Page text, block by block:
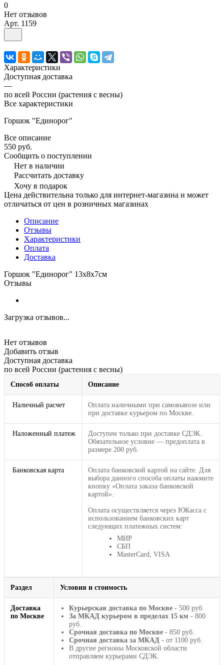
0
Нет отзывов
Арт. 1159
Характеристики
Доступная доставка
—
по всей России (растения с весны)
Все характеристики
Горшок "Единорог"
Все описание
550 руб.
Сообщить о поступлении
Нет в наличии
Рассчитать доставку
Хочу в подарок
Цена действительна только для интернет-магазина и может
отличаться от цен в розничных магазинах
Описание
Отзывы
Характеристики
Оплата
Доставка
Горшок "Единорог" 13х8х7см
Отзывы
Загрузка отзывов...
Нет отзывов
Добавить отзыв
Доступная доставка
по всей России (растения с весны)
Способ оплаты Описание
Наличный расчет
Оплата наличными при самовывозе или
при доставке курьером по Москве.
Наложенный платеж
Доступен только при доставке СДЭК.
Обязательное условие — предоплата в
размере 200 руб.
Банковская карта
Оплата банковской картой на сайте. Для
выбора данного способа оплаты нажмите
кнопку «Оплата заказа банковской
картой».
Оплата осуществляется через ЮКасса с
использованием банковских карт
следующих платежных систем:
МИР
СБП
MasterCard, VISA
Раздел Условия и стоимость
Доставка
по Москве
Курьерская доставка по Москве - 500 руб.
За МКАД курьером в пределах 15 км - 800
руб.
Срочная доставка по Москве - 850 руб.
Срочная доставка за МКАД - от 1100 руб.
В другие регионы Московской области
отправляем курьерами СДЭК.